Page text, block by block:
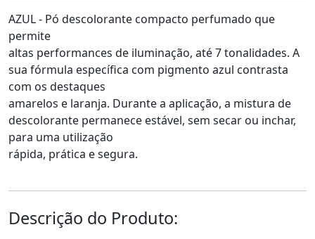
AZUL - Pó descolorante compacto perfumado que
permite
altas performances de iluminação, até 7 tonalidades. A
sua fórmula específica com pigmento azul contrasta
com os destaques
amarelos e laranja. Durante a aplicação, a mistura de
descolorante permanece estável, sem secar ou inchar,
para uma utilização
rápida, prática e segura.
Descrição do Produto: